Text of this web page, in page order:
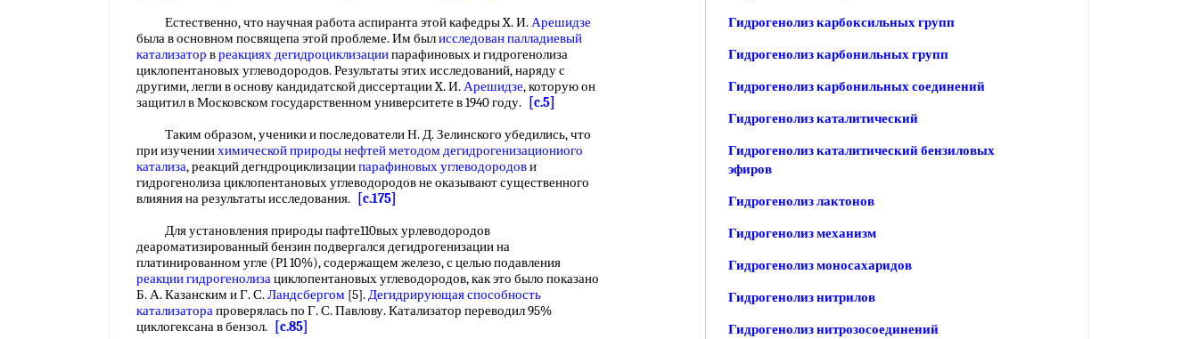
Естественно, что научная работа аспиранта этой кафедры X. И.Арешидзе
была в основном посвящепа этой проблеме. Им былисследованпалладиевый
катализатор вреакциях дегидроциклизациипарафиновых и гидрогенолиза
циклопентановых углеводородов. Результаты этих исследований, наряду с
другими, легли в основу кандидатской диссертации X. И.Арешидзе, которую он
защитил в Московском государственном университете в 1940 году.
[c.5]
Таким образом, ученики и последователи Н. Д. Зелинского убедились, что
при изучениихимической природы нефтейметодом дегидрогенизациониого
катализа, реакций дегндроциклизациипарафиновых углеводородови
гидрогенолиза циклопентановых углеводородов не оказывают существенного
влияния на результаты исследования.
[c.175]
Для установления природы пафте110вых урлеводородов
деароматизированный бензин подвергался дегидрогенизации на
платинированном угле (Р1 10%), содержащем железо, с целью подавления
реакции гидрогенолизациклопентановых углеводородов, как это было показано
Б. А. Казанским и Г. С.Ландсбергом [5].Дегидрирующая способность
катализаторапроверялась по Г. С. Павлову. Катализатор переводил 95%
циклогексана в бензол.
[c.85]
Гидрогенолиз карбоксильных групп
Гидрогенолиз карбонильных групп
Гидрогенолиз карбонильных соединений
Гидрогенолиз каталитический
Гидрогенолиз каталитический бензиловых
эфиров
Гидрогенолиз лактонов
Гидрогенолиз механизм
Гидрогенолиз моносахаридов
Гидрогенолиз нитрилов
Гидрогенолиз нитрозосоединений